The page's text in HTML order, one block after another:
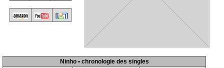
Ninho • chronologie des singles